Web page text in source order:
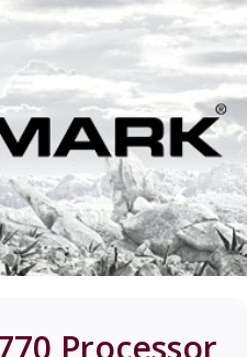
Processor